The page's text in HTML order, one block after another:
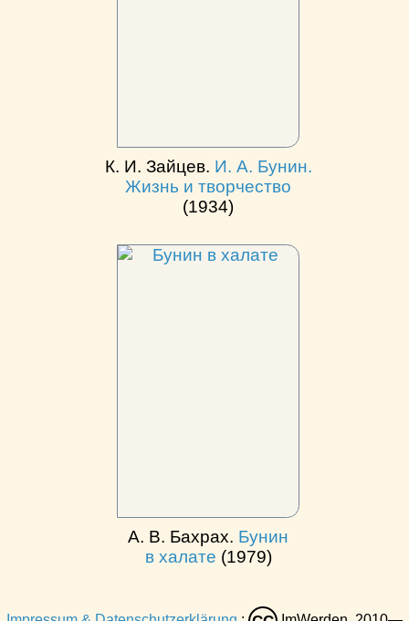
К. И. Зайцев. И. А. Бунин.
Жизнь и творчество
(1934)
А. В. Бахрах. Бунин
в халате (1979)